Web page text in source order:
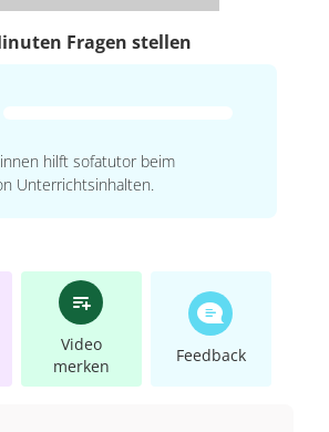
Fragen stellen
hilft sofatutor beim
Unterrichtsinhalten.
Video
merken
Feedback